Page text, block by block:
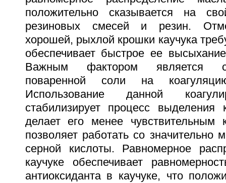
положительно сказывается на
резиновых смесей и резин.
хорошей, рыхлой крошки каучука
обеспечивает быстрое ее
Важным фактором является
поваренной соли на
Использование данной
стабилизирует процесс выделения
делает его менее
позволяет работать со значительно
серной кислоты. Равномерное
каучуке обеспечивает
антиоксиданта в каучуке, что